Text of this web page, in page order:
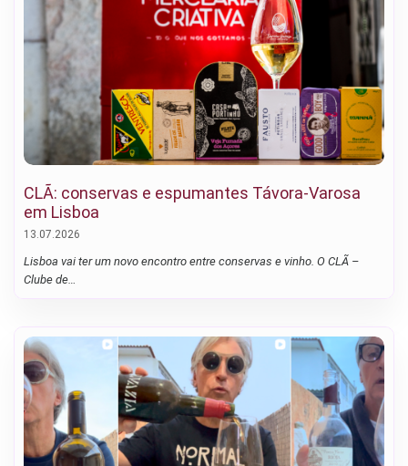
CLÃ: conservas e espumantes Távora-Varosa
em Lisboa
13.07.2026
Lisboa vai ter um novo encontro entre conservas e vinho. O CLÃ –
Clube de…